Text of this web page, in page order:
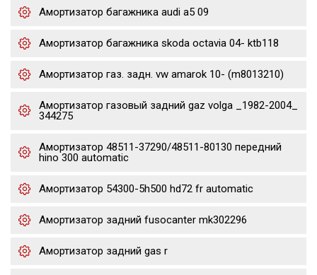
Амортизатор багажника audi a5 09
Амортизатор багажника skoda octavia 04- ktb118
Амортизатор газ. задн. vw amarok 10- (m8013210)
Амортизатор газовый задний gaz volga _1982-2004_
344275
Амортизатор 48511-37290/48511-80130 передний
hino 300 automatic
Амортизатор 54300-5h500 hd72 fr automatic
Амортизатор задний fusocanter mk302296
Амортизатор задний gas r